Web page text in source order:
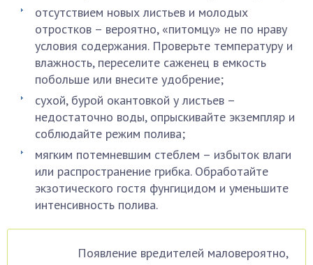
отсутствием новых листьев и молодых
отростков – вероятно, «питомцу» не по нраву
условия содержания. Проверьте температуру и
влажность, переселите саженец в емкость
побольше или внесите удобрение;
сухой, бурой окантовкой у листьев –
недостаточно воды, опрыскивайте экземпляр и
соблюдайте режим полива;
мягким потемневшим стеблем – избыток влаги
или распространение грибка. Обработайте
экзотического гостя фунгицидом и уменьшите
интенсивность полива.
Появление вредителей маловероятно,